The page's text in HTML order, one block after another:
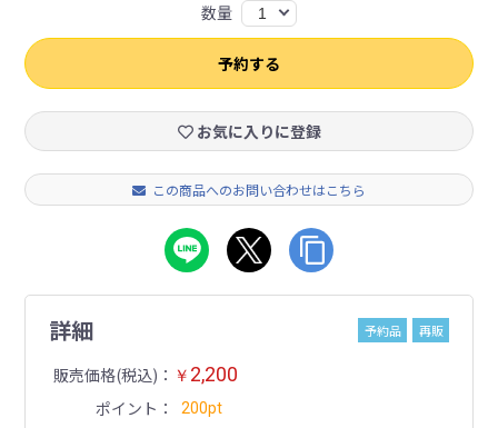
数量 1
予約する
お気に入りに登録
この商品へのお問い合わせはこちら
詳細 予約品 再販
販売価格(税込) ￥ 2,200
ポイント 200pt